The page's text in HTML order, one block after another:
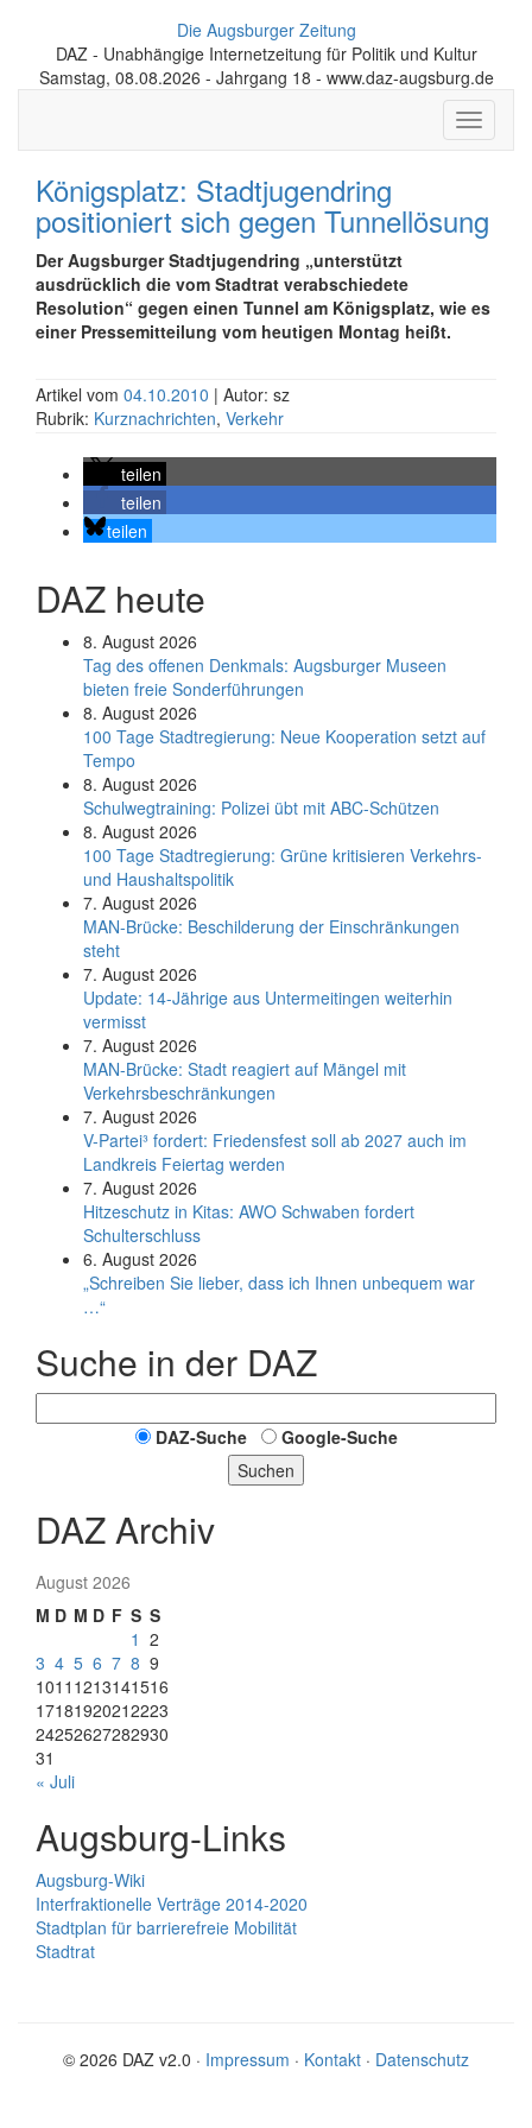
Die Augsburger Zeitung
DAZ - Unabhängige Internetzeitung für Politik und Kultur
Samstag, 08.08.2026 - Jahrgang 18 - www.daz-augsburg.de
Toggle
Königsplatz: Stadtjugendring
positioniert sich gegen Tunnellösung
Der Augsburger Stadtjugendring „unterstützt
ausdrücklich die vom Stadtrat verabschiedete
Resolution“ gegen einen Tunnel am Königsplatz, wie es
einer Pressemitteilung vom heutigen Montag heißt.
Artikel vom 04.10.2010 | Autor: sz
Rubrik: Kurznachrichten, Verkehr
teilen
teilen
teilen
DAZ heute
8. August 2026
Tag des offenen Denkmals: Augsburger Museen
bieten freie Sonderführungen
8. August 2026
100 Tage Stadtregierung: Neue Kooperation setzt auf
Tempo
8. August 2026
Schul­weg­trai­ning: Poli­zei übt mit ABC-Schüt­zen
8. August 2026
100 Tage Stadtregierung: Grüne kritisieren Verkehrs-
und Haushaltspolitik
7. August 2026
MAN-Brücke: Beschilderung der Einschränkungen
steht
7. August 2026
Update: 14-Jährige aus Untermeitingen weiterhin
vermisst
7. August 2026
MAN-Brücke: Stadt reagiert auf Mängel mit
Verkehrsbeschränkungen
7. August 2026
V-Partei­³ fordert: Friedens­fest soll ab 2027 auch im
Land­kreis Feier­tag werden
7. August 2026
Hitzeschutz in Kitas: AWO Schwaben fordert
Schulterschluss
6. August 2026
„Schreiben Sie lieber, dass ich Ihnen unbequem war
…“
Suche in der DAZ
DAZ-Suche
Google-Suche
Suchen
DAZ Archiv
August 2026
M D M D F S S
1 2
3 4 5 6 7 8 9
1011 1213141516
17181920212223
24252627282930
31
« Juli
Augsburg-Links
Augsburg-Wiki
Interfraktionelle Verträge 2014-2020
Stadtplan für barrierefreie Mobilität
Stadtrat
© 2026 DAZ v2.0 · Impressum · Kontakt · Datenschutz